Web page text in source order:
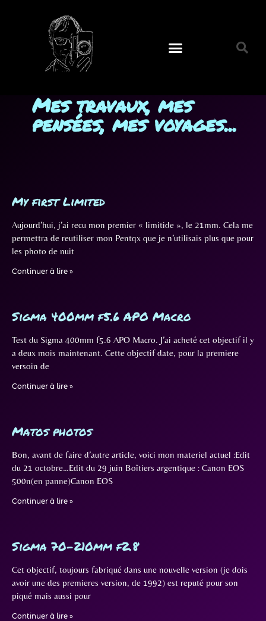
Mes travaux, mes
pensées, mes voyages...
My first Limited
Aujourd’hui, j’ai recu mon premier « limitide », le 21mm. Cela me
permettra de reutiliser mon Pentqx que je n’utilisais plus que pour
les photo de nuit
Continuer à lire »
Sigma 400mm f5.6 APO Macro
Test du Sigma 400mm f5.6 APO Macro. J’ai acheté cet objectif il y
a deux mois maintenant. Cette objectif date, pour la premiere
versoin de
Continuer à lire »
Matos photos
Bon, avant de faire d’autre article, voici mon materiel actuel :Edit
du 21 octobre…Edit du 29 juin Boîtiers argentique : Canon EOS
500n(en panne)Canon EOS
Continuer à lire »
Sigma 70-210mm f2.8
Cet objectif, toujours fabriqué dans une nouvelle version (je dois
avoir une des premieres version, de 1992) est reputé pour son
piqué mais aussi pour
Continuer à lire »